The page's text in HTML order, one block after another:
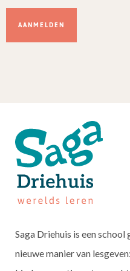
veld
niet
Saga Driehuis is een
nieuwe manier van